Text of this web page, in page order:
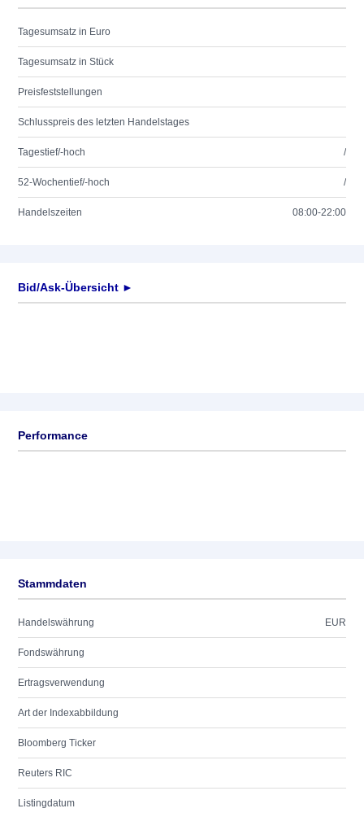
Tagesumsatz in Euro
Tagesumsatz in Stück
Preisfeststellungen
Schlusspreis des letzten Handelstages
Tagestief/-hoch /
52-Wochentief/-hoch /
Handelszeiten 08:00-22:00
Bid/Ask-Übersicht ►
Performance
Stammdaten
Handelswährung EUR
Fondswährung
Ertragsverwendung
Art der Indexabbildung
Bloomberg Ticker
Reuters RIC
Listingdatum